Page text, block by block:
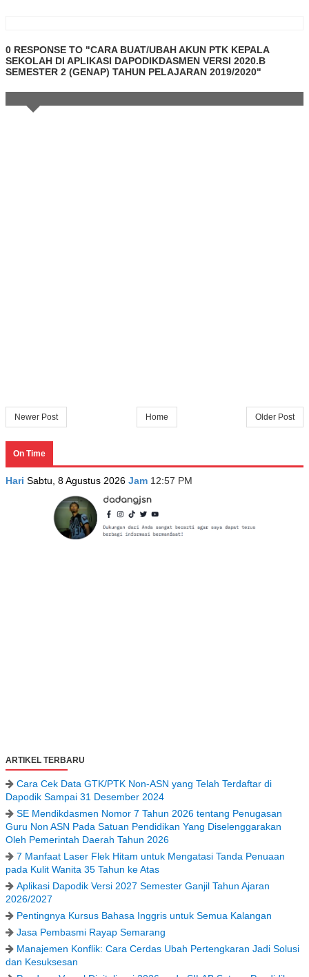
0 RESPONSE TO "CARA BUAT/UBAH AKUN PTK KEPALA
SEKOLAH DI APLIKASI DAPODIKDASMEN VERSI 2020.B
SEMESTER 2 (GENAP) TAHUN PELAJARAN 2019/2020"
Newer Post Older Post
Home
On Time
Hari Sabtu, 8 Agustus 2026 Jam 12:57 PM
ARTIKEL TERBARU
Cara Cek Data GTK/PTK Non-ASN yang Telah Terdaftar di
Dapodik Sampai 31 Desember 2024
SE Mendikdasmen Nomor 7 Tahun 2026 tentang Penugasan
Guru Non ASN Pada Satuan Pendidikan Yang Diselenggarakan
Oleh Pemerintah Daerah Tahun 2026
7 Manfaat Laser Flek Hitam untuk Mengatasi Tanda Penuaan
pada Kulit Wanita 35 Tahun ke Atas
Aplikasi Dapodik Versi 2027 Semester Ganjil Tahun Ajaran
2026/2027
Pentingnya Kursus Bahasa Inggris untuk Semua Kalangan
Jasa Pembasmi Rayap Semarang
Manajemen Konflik: Cara Cerdas Ubah Pertengkaran Jadi Solusi
dan Kesuksesan